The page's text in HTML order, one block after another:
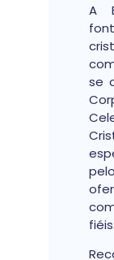
A
se
fiéis.